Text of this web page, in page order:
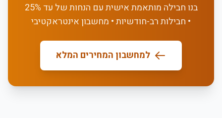
בנו חבילה מותאמת אישית עם הנחות של עד 25%
• חבילות רב-חודשיות • מחשבון אינטראקטיבי
למחשבון המחירים המלא